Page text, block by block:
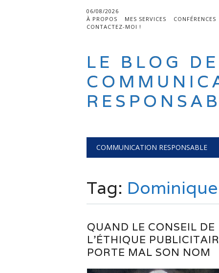
06/08/2026
À PROPOS
MES SERVICES CONFÉRENCES
CONTACTEZ-MOI !
LE BLOG
Main menu
COMMUNICATION RESPONSABLE
Tag:
QUAND LE CONSEIL DE
L’ÉTHIQUE
PORTE MAL SON NOM